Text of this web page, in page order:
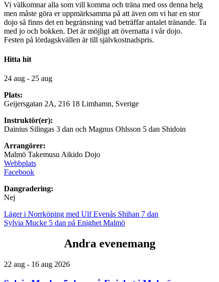
Vi välkomnar alla som vill komma och träna med oss denna helg
men måste göra er uppmärksamma på att även om vi har en stor
dojo så finns det en begränsning vad beträffar antalet tränande. Ta
med jo och bokken. Det är möjligt att övernatta i vår dojo.
Festen på lördagskvällen är till självkostnadspris.
Hitta hit
24 aug - 25 aug
Plats:
Geijersgatan 2A, 216 18 Limhamn, Sverige
Instruktör(er):
Dainius Silingas 3 dan och Magnus Ohlsson 5 dan Shidoin
Arrangörer:
Malmö Takemusu Aikido Dojo
Webbplats
Facebook
Dangradering:
Nej
Läger i Norrköping med Ulf Evenås Shihan 7 dan
Sylvia Mucke 5 dan på Enighet Malmö
Andra evenemang
22 aug - 16 aug 2026